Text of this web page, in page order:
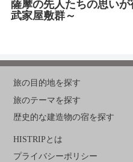
薩摩の先人たちの思い
武家屋敷群～
旅の目的地を探す
旅のテーマを探す
歴史的な建造物の宿を探す
HISTRIPとは
プライバシーポリシー